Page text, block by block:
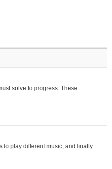
solve to progress. These
to play different music, and finally